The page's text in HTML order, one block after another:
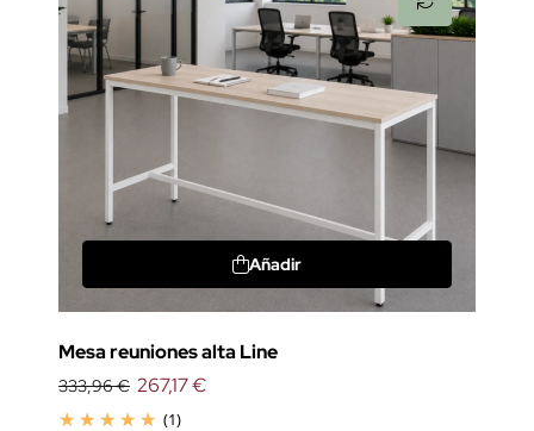
Añadir
Mesa reuniones alta Line
333,96 €
(1)
267,17 €